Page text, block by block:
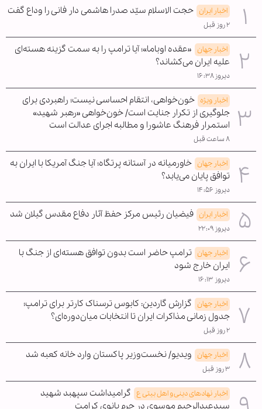
اخبار ایران حجت الاسلام سیّد صدرا هاشمی دار فانی را وداع گفت
۲ روز قبل
اخبار جهان «عقده اوباما»؛ آیا ترامپ را به سمت گزینه هسته‌ای
علیه ایران می‌کشاند؟
دیروز ۱۶:۳۸
اخبار ویژه خون‌خواهی، انتقام احساسی نیست؛ راهبردی برای
جلوگیری از تکرار جنایت است/ خون‌خواهی «رهبر شهید»
استمرار فرهنگ عاشورا و مطالبه اجرای عدالت است
۸ ساعت قبل
اخبار جهان خاورمیانه در آستانه پرتگاه؛ آیا جنگ آمریکا با ایران به
توافق پایان می‌یابد؟
دیروز ۱۴:۵۶
اخبار ایران فیضیان رئیس مرکز حفظ آثار دفاع مقدس گیلان شد
دیروز ۲۲:۰۹
اخبار جهان ترامپ حاضر است بدون توافق هسته‌ای از جنگ با
ایران خارج شود
دیروز ۱۶:۱۳
اخبار جهان گزارش گاردین: کابوس ترسناک کارتر برای ترامپ؛
جدول زمانی مذاکرات ایران تا انتخابات میان‌دوره‌ای؟
۲ روز قبل
اخبار جهان ویدیو/ نخست‌وزیر پاکستان وارد خانه کعبه شد
۳ روز قبل
اخبار نهادهای دینی و اهل بیتی ع گرامیداشت سپهبد شهید
سیدعبدالرحیم موسوی در حرم بانوی کرامت